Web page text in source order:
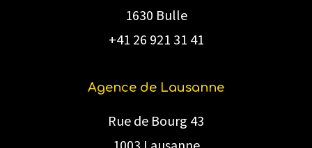
1630 Bulle
+41 26 921 31 41
Agence de Lausanne
Rue de Bourg 43